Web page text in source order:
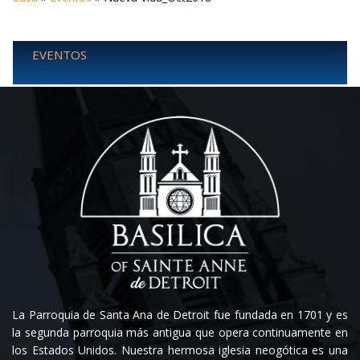
EVENTOS
La Parroquia de Santa Ana de Detroit fue fundada en 1701 y es
la segunda parroquia más antigua que opera continuamente en
los Estados Unidos. Nuestra hermosa iglesia neogótica es una